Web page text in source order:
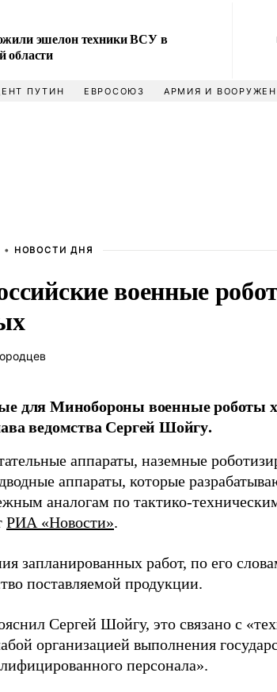
эшелон техники ВСУ в
области
ПУТИН ЕВРОСОЮЗ АРМИЯ И
• НОВОСТИ ДНЯ
военные
для Минобороны военные роботы
ведомства Сергей Шойгу.
аппараты, наземные
аппараты, которые
аналогам по тактико-
РИА «Новости».
запланированных работ, по его
поставляемой продукции.
Сергей Шойгу, это связано с
организацией выполнения
персонала».